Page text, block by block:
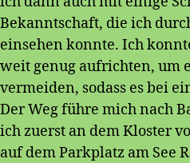
Bekanntschaft, die ich
einsehen konnte. Ich
weit genug aufrichten, um
vermeiden, sodass es bei
Der Weg führe mich nach
ich zuerst an dem Kloster
auf dem Parkplatz am See